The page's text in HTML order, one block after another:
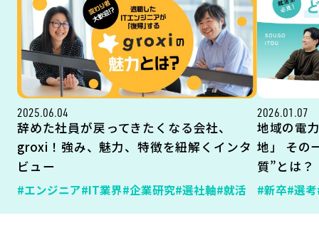
2025.06.04
辞めた社員が戻ってきたくなる会社、
groxi！強み、魅力、特徴を紐解くインタ
ビュー
#エンジニア#IT業界#企業研究#選社軸#就活
2026.01.07
地域の電
地」 その
質”とは？
#新卒#選考